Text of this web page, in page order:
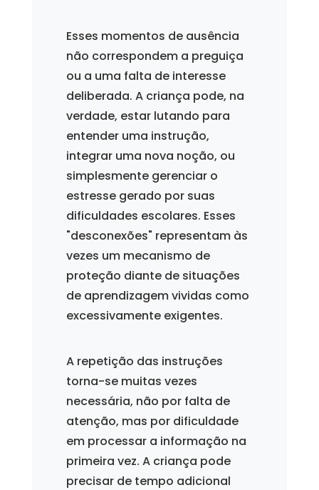
Esses momentos de ausência
não correspondem a preguiça
ou a uma falta de interesse
deliberada. A criança pode, na
verdade, estar lutando para
entender uma instrução,
integrar uma nova noção, ou
simplesmente gerenciar o
estresse gerado por suas
dificuldades escolares. Esses
"desconexões" representam às
vezes um mecanismo de
proteção diante de situações
de aprendizagem vividas como
excessivamente exigentes.
A repetição das instruções
torna-se muitas vezes
necessária, não por falta de
atenção, mas por dificuldade
em processar a informação na
primeira vez. A criança pode
precisar de tempo adicional